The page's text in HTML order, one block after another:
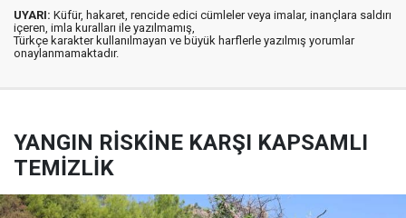
UYARI: Küfür, hakaret, rencide edici cümleler veya imalar, inançlara saldırı
içeren, imla kuralları ile yazılmamış,
Türkçe karakter kullanılmayan ve büyük harflerle yazılmış yorumlar
onaylanmamaktadır.
YANGIN RİSKİNE KARŞI KAPSAMLI
TEMİZLİK